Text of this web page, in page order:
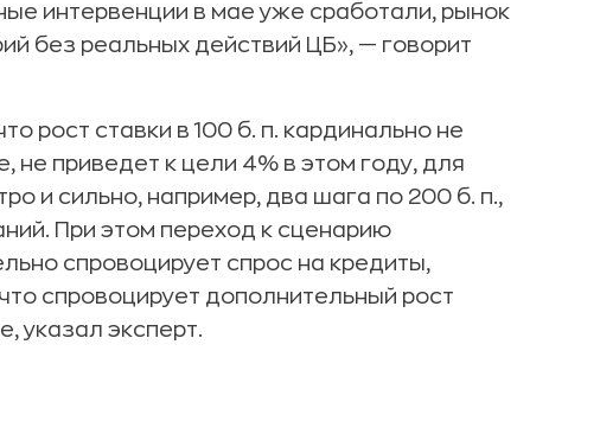
интервенции в мае уже сработали, рынок
без реальных действий ЦБ», — говорит
рост ставки в 100 б. п. кардинально не
не приведет к цели 4% в этом году, для
и сильно, например, два шага по 200 б. п.,
При этом переход к сценарию
спровоцирует спрос на кредиты,
спровоцирует дополнительный рост
указал эксперт.